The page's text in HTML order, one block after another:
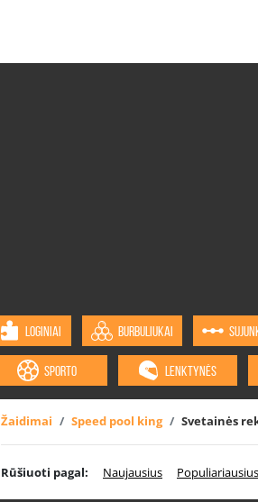
LOGINIAI BURBULIUKAI
SPORTO LENKTYNĖS
Žaidimai Speed pool king Svetainės
Rūšiuoti pagal: Naujausius Populiariausius